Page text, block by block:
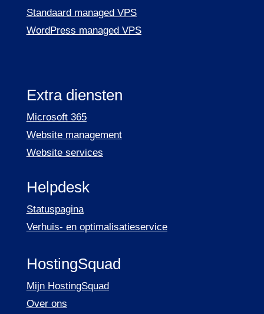
Standaard managed VPS
WordPress managed VPS
Extra diensten
Microsoft 365
Website management
Website services
Helpdesk
Statuspagina
Verhuis- en optimalisatieservice
HostingSquad
Mijn HostingSquad
Over ons